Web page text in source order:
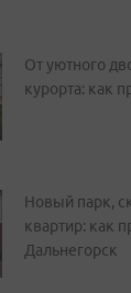
От уютного
курорта: как
Новый парк,
квартир: как
Дальнегорск